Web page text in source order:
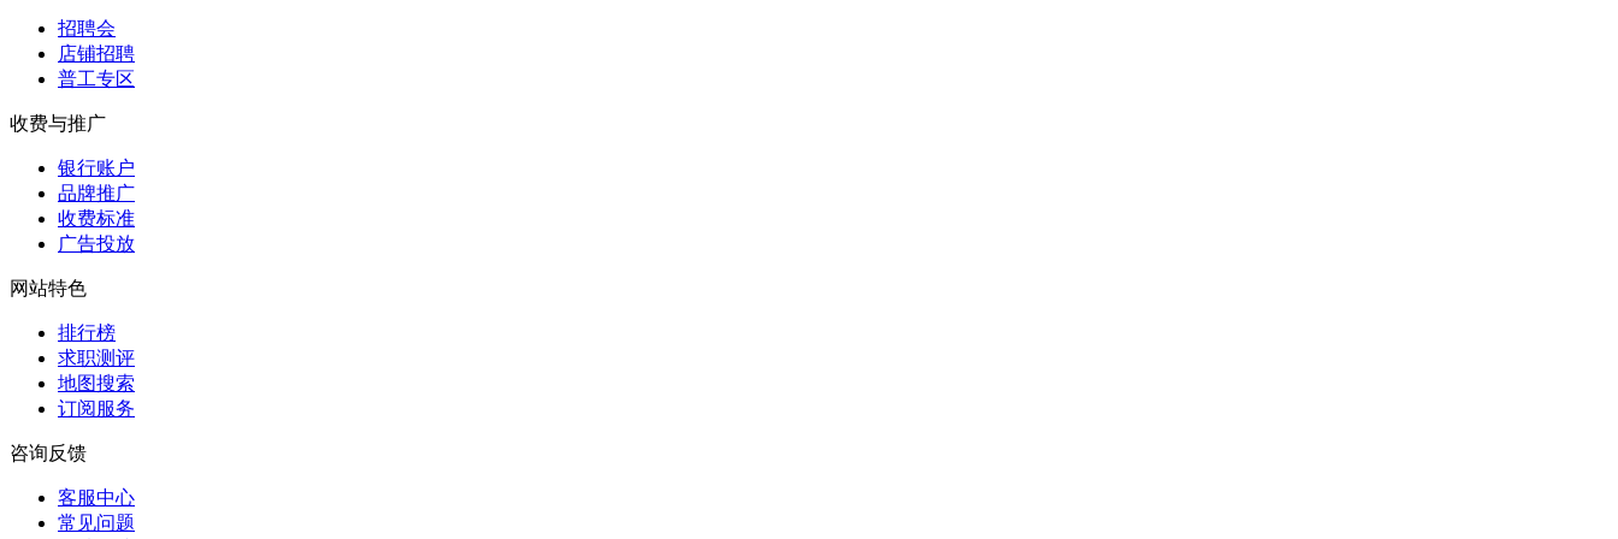
招聘会
店铺招聘
普工专区
收费与推广
银行账户
品牌推广
收费标准
广告投放
网站特色
排行榜
求职测评
地图搜索
订阅服务
咨询反馈
客服中心
常见问题